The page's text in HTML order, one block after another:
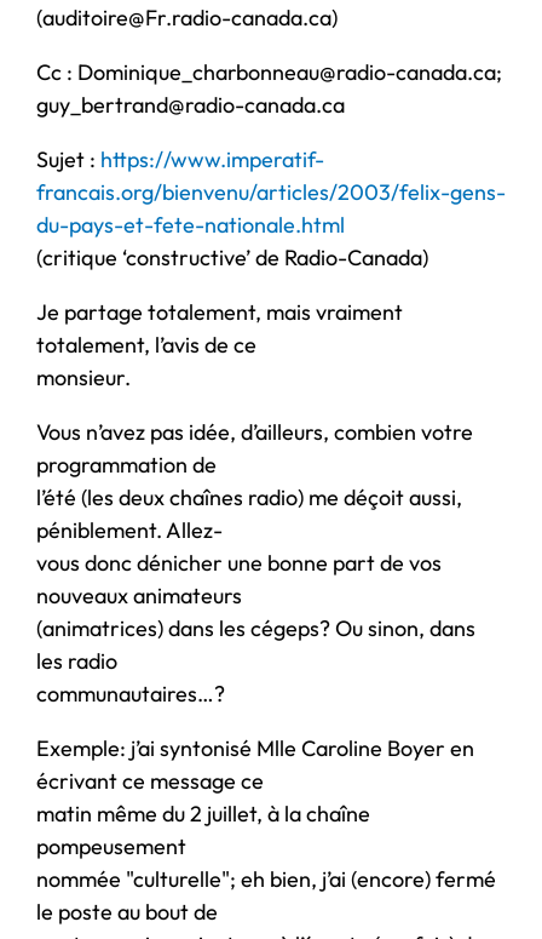
(auditoire@Fr.radio-canada.ca)
Cc : Dominique_charbonneau@radio-canada.ca;
guy_bertrand@radio-canada.ca
Sujet : https://www.imperatif-
francais.org/bienvenu/articles/2003/felix-gens-
du-pays-et-fete-nationale.html
(critique ‘constructive’ de Radio-Canada)
Je partage totalement, mais vraiment
totalement, l’avis de ce
monsieur.
Vous n’avez pas idée, d’ailleurs, combien votre
programmation de
l’été (les deux chaînes radio) me déçoit aussi,
péniblement. Allez-
vous donc dénicher une bonne part de vos
nouveaux animateurs
(animatrices) dans les cégeps? Ou sinon, dans
les radio
communautaires…?
Exemple: j’ai syntonisé Mlle Caroline Boyer en
écrivant ce message ce
matin même du 2 juillet, à la chaîne
pompeusement
nommée "culturelle"; eh bien, j’ai (encore) fermé
le poste au bout de